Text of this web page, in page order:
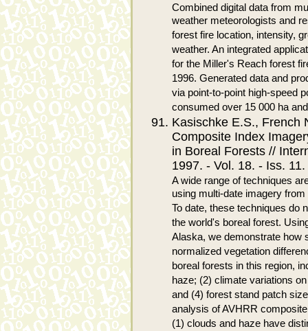
Combined digital data from
weather meteorologists and
forest fire location, intensity,
weather. An integrated
for the Miller's Reach forest
1996. Generated data and
via point-to-point high-speed
consumed over 15 000 ha
Kasischke E.S., French
Composite Index
in Boreal Forests //
1997. - Vol. 18. - Iss.
A wide range of techniques
using multi-date imagery
To date, these techniques do
the world's boreal forest.
Alaska, we demonstrate how
normalized vegetation
boreal forests in this region,
haze; (2) climate variations
and (4) forest stand patch
analysis of AVHRR
(1) clouds and haze have